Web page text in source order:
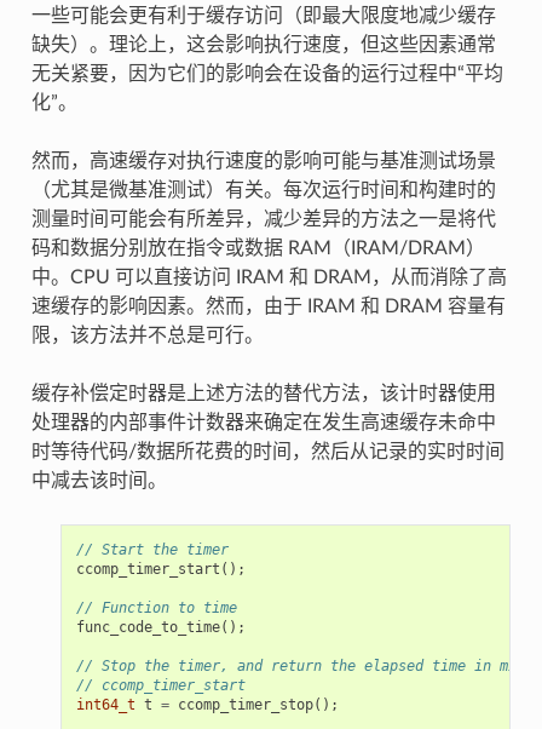
一些可能会更有利于缓存访问（即最大限度地减少缓存
缺失）。理论上，这会影响执行速度，但这些因素通常
无关紧要，因为它们的影响会在设备的运行过程中“平均
化”。
然而，高速缓存对执行速度的影响可能与基准测试场景
（尤其是微基准测试）有关。每次运行时间和构建时的
测量时间可能会有所差异，减少差异的方法之一是将代
码和数据分别放在指令或数据 RAM（IRAM/DRAM）
中。CPU 可以直接访问 IRAM 和 DRAM，从而消除了高
速缓存的影响因素。然而，由于 IRAM 和 DRAM 容量有
限，该方法并不总是可行。
缓存补偿定时器是上述方法的替代方法，该计时器使用
处理器的内部事件计数器来确定在发生高速缓存未命中
时等待代码/数据所花费的时间，然后从记录的实时时间
中减去该时间。
// Start the timer
ccomp_timer_start ();
// Function to time
func_code_to_time();
// Stop the timer, and return the elapsed time in
// ccomp_timer_start
int64_t t = ccomp_timer_stop();